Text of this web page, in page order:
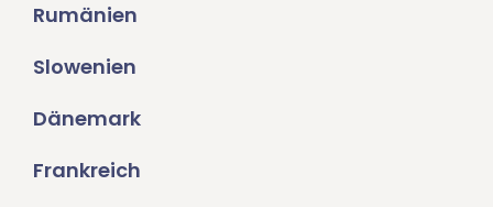
Rumänien
Slowenien
Dänemark
Frankreich